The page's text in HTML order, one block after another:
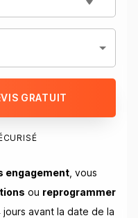
GRATUIT
engagement , vous
ou reprogrammer
avant la date de la